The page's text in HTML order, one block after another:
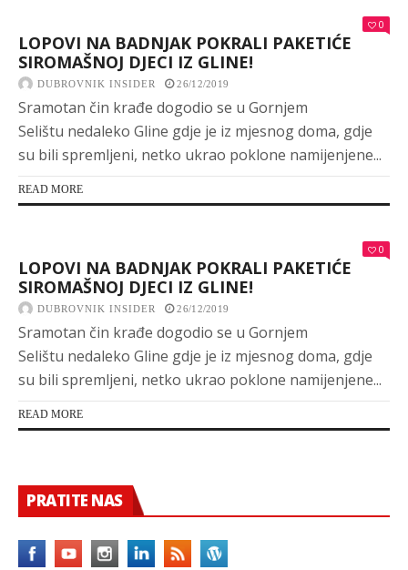
0
LOPOVI NA BADNJAK POKRALI PAKETIĆE
SIROMAŠNOJ DJECI IZ GLINE!
DUBROVNIK INSIDER 26/12/2019
Sramotan čin krađe dogodio se u Gornjem
Selištu nedaleko Gline gdje je iz mjesnog doma, gdje
su bili spremljeni, netko ukrao poklone namijenjene...
READ MORE
0
LOPOVI NA BADNJAK POKRALI PAKETIĆE
SIROMAŠNOJ DJECI IZ GLINE!
DUBROVNIK INSIDER 26/12/2019
Sramotan čin krađe dogodio se u Gornjem
Selištu nedaleko Gline gdje je iz mjesnog doma, gdje
su bili spremljeni, netko ukrao poklone namijenjene...
READ MORE
PRATITE NAS